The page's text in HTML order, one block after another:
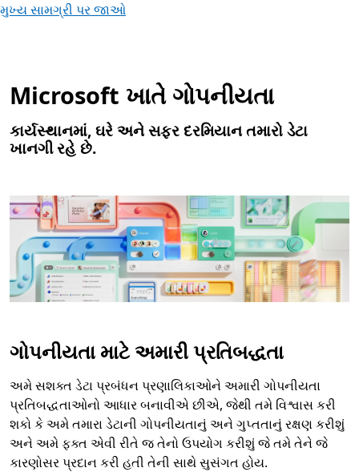
મુખ્ય સામગ્રી પર જાઓ
Microsoft ખાતે ગોપનીયતા
કાર્યસ્થાનમાં, ઘરે અને સફર દરમિયાન તમારો ડેટા
ખાનગી રહે છે.
ગોપનીયતા માટે અમારી પ્રતિબદ્ધતા
અમે સશક્ત ડેટા પ્રબંધન પ્રણાલિકાઓને અમારી ગોપનીયતા
પ્રતિબદ્ધતાઓનો આધાર બનાવીએ છીએ, જેથી તમે વિશ્વાસ કરી
શકો કે અમે તમારા ડેટાની ગોપનીયતાનું અને ગુપ્તતાનું રક્ષણ કરીશું
અને અમે ફક્ત એવી રીતે જ તેનો ઉપયોગ કરીશું જે તમે તેને જે
કારણોસર પ્રદાન કરી હતી તેની સાથે સુસંગત હોય.